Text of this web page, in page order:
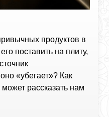
продуктов в
поставить на плиту,
«убегает»? Как
рассказать нам